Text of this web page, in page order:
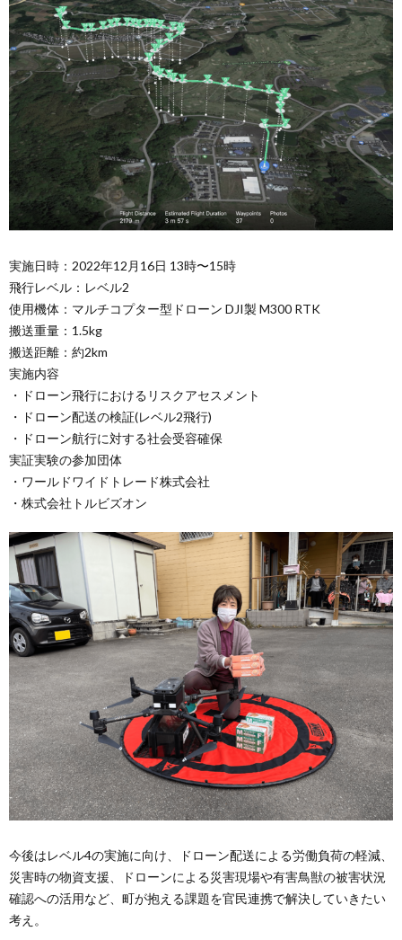
実施日時：2022年12月16日 13時〜15時
飛行レベル：レベル2
使用機体：マルチコプター型ドローン DJI製 M300 RTK
搬送重量：1.5kg
搬送距離：約2km
実施内容
・ドローン飛行におけるリスクアセスメント
・ドローン配送の検証(レベル2飛行)
・ドローン航行に対する社会受容確保
実証実験の参加団体
・ワールドワイドトレード株式会社
・株式会社トルビズオン
今後はレベル4の実施に向け、ドローン配送による労働負荷の軽減、
災害時の物資支援、ドローンによる災害現場や有害鳥獣の被害状況
確認への活用など、町が抱える課題を官民連携で解決していきたい
考え。